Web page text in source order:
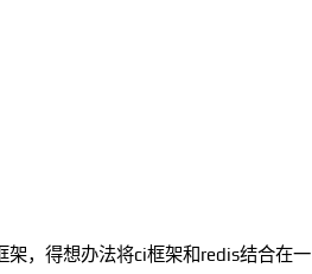
架，得想办法将ci框架和redis结合在一